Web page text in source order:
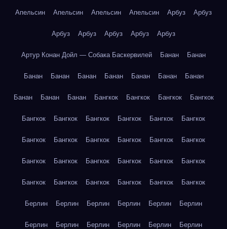
Апельсин Апельсин Апельсин Апельсин Арбуз Арбуз
Арбуз Арбуз Арбуз Арбуз Арбуз
Артур Конан Дойл — Собака Баскервилей Банан Банан
Банан Банан Банан Банан Банан Банан Банан
Банан Банан Банан Бангкок Бангкок Бангкок Бангкок
Бангкок Бангкок Бангкок Бангкок Бангкок Бангкок
Бангкок Бангкок Бангкок Бангкок Бангкок Бангкок
Бангкок Бангкок Бангкок Бангкок Бангкок Бангкок
Бангкок Бангкок Бангкок Бангкок Бангкок Бангкок
Берлин Берлин Берлин Берлин Берлин Берлин
Берлин Берлин Берлин Берлин Берлин Берлин